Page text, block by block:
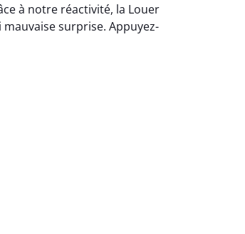
à notre réactivité, la Louer
surprise. Appuyez-